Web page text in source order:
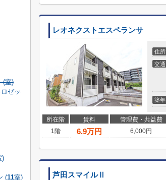
レオネクストエスペランサ
住所
交通
築年
所在階 賃料 管理費・共益費
1階
6.9万円 6,000円
芦田スマイルⅡ
(室)
ゼッ
)
(11室)